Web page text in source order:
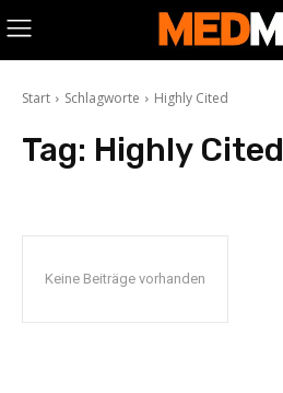
Start Schlagworte Highly Cited
Tag: Highly Cited
Keine Beiträge vorhanden